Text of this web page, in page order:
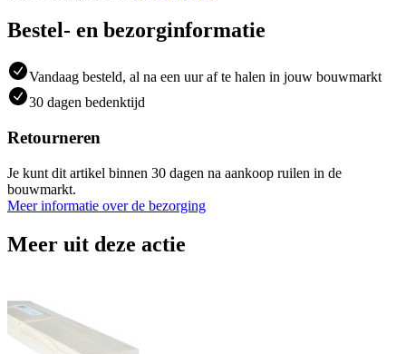
Bestel- en bezorginformatie
Vandaag besteld, al na een uur af te halen in jouw bouwmarkt
30 dagen bedenktijd
Retourneren
Je kunt dit artikel binnen 30 dagen na aankoop ruilen in de
bouwmarkt.
Meer informatie over de bezorging
Meer uit deze actie